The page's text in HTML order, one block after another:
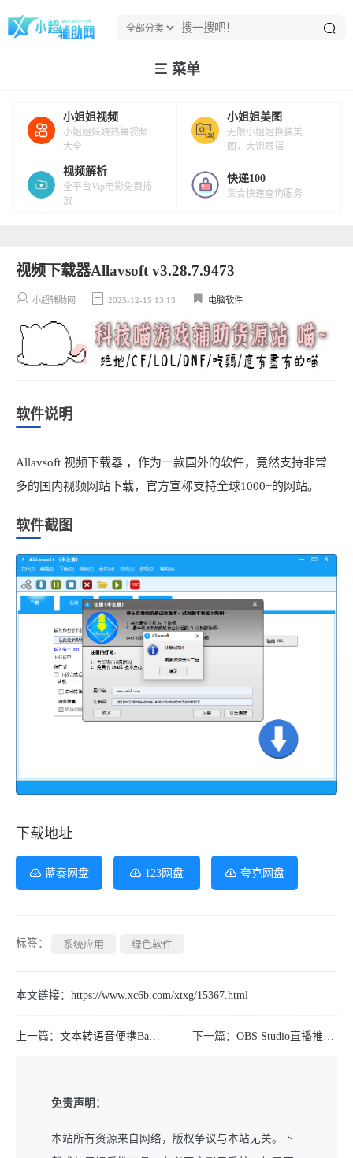
菜单
小姐姐视频
小姐姐妖娆热舞视频
大全
小姐姐美图
无限小姐姐换装美
图，大饱眼福
视频解析
全平台Vip电影免费播
放
快递100
集合快递查询服务
视频下载器Allavsoft v3.28.7.9473
小超辅助网 2025-12-15 13:13 电脑软件
软件说明
Allavsoft 视频下载器 ，作为一款国外的软件，竟然支持非常
多的国内视频网站下载，官方宣称支持全球1000+的网站。
软件截图
下载地址
蓝奏网盘 123网盘 夸克网盘
标签： 系统应用 绿色软件
本文链接： https://www.xc6b.com/xtxg/15367.html
上一篇： 文本转语音便携Balabolka v2.15.0.910绿色版 下一篇：OBS Studio直播推流工具v31.1.20官方正式版
免责声明：
本站所有资源来自网络，版权争议与本站无关。下